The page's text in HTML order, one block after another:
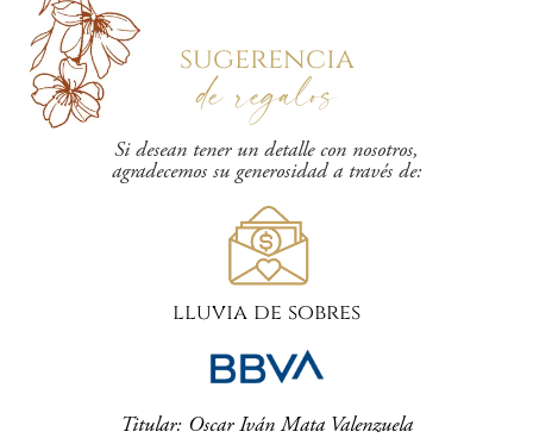
sugerencia
de regalos
Si desean tener un detalle con nosotros,
agradecemos su generosidad a través de:
lluvia de sobres
Titular: Oscar Iván Mata Valenzuela